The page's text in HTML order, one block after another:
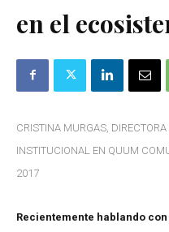
en el
CRISTINA MURGAS,
INSTITUCIONAL EN QUUM
2017
Recientemente hablando